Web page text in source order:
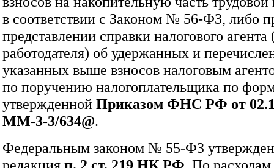
в соответствии с Законом № 56‑ФЗ, либо
представлении справки налогового
работодателя) об удержанных и
указанных выше взносов налоговым
по поручению налогоплательщика по
утвержденной Приказом ФНС РФ от
ММ-3-3/634@.
Федеральным законом № 55‑ФЗ
редакция п. 2 ст. 219 НК РФ . По